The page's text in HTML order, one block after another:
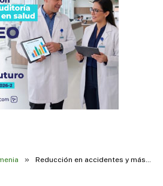
» Reducción en accidentes y más de 300 comparendos en Armenia durante semana santa